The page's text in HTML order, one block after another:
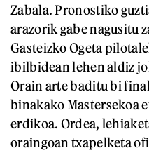
Zabala. Pronostiko
arazorik gabe nagusitu
Gasteizko Ogeta
ibilbidean lehen aldiz
Orain arte baditu bi
binakako Mastersekoa
erdikoa. Ordea,
oraingoan txapelketa